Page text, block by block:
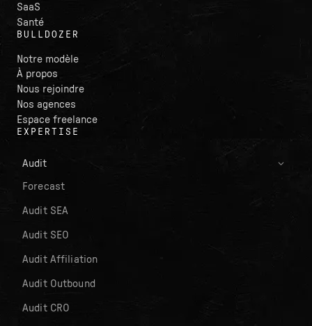
SaaS
Santé
BULLDOZER
Notre modèle
À propos
Nous rejoindre
Nos agences
Espace freelance
EXPERTISE
Audit
Forecast
Audit SEA
Audit SEO
Audit Affiliation
Audit Outbound
Audit CRO